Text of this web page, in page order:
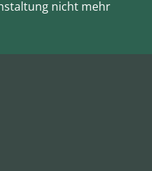
nicht mehr